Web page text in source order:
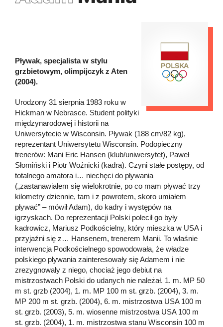
Pływak, specjalista w stylu
grzbietowym, olimpijczyk z Aten
(2004).
Urodzony 31 sierpnia 1983 roku w
Hickman w Nebrasce. Student polityki
międzynarodowej i historii na
Uniwersytecie w Wisconsin. Pływak (188 cm/82 kg),
reprezentant Uniwersytetu Wisconsin. Podopieczny
trenerów: Mani Eric Hansen (klub/uniwersytet), Paweł
Słomiński i Piotr Woźnicki (kadra). Czyni stałe postępy, od
totalnego amatora i… niechęci do pływania
(„zastanawiałem się wielokrotnie, po co mam pływać trzy
kilometry dziennie, tam i z powrotem, skoro umiałem
pływać” – mówił Adam), do kadry i występów na
igrzyskach. Do reprezentacji Polski polecił go były
kadrowicz, Mariusz Podkościelny, który mieszka w USA i
przyjaźni się z… Hansenem, trenerem Manii. To właśnie
interwencja Podkościelnego spowodowała, że władze
polskiego pływania zainteresowały się Adamem i nie
zrezygnowały z niego, chociaż jego debiut na
mistrzostwach Polski do udanych nie należał. 1. m. MP 50
m st. grzb (2004), 1. m. MP 100 m st. grzb. (2004), 3. m.
MP 200 m st. grzb. (2004), 6. m. mistrzostwa USA 100 m
st. grzb. (2003), 5. m. wiosenne mistrzostwa USA 100 m
st. grzb. (2004), 1. m. mistrzostwa stanu Wisconsin 100 m